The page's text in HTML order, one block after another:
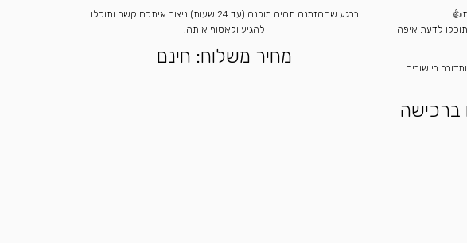
לדעת איפה
במידה ומדובר ביישובים
(חינם ברכישה
ברגע שההזמנה תהיה מוכנה (עד 24 שעות) ניצור איתכם קשר ותוכלו
להגיע ולאסוף אותה.
מחיר משלוח: חינם